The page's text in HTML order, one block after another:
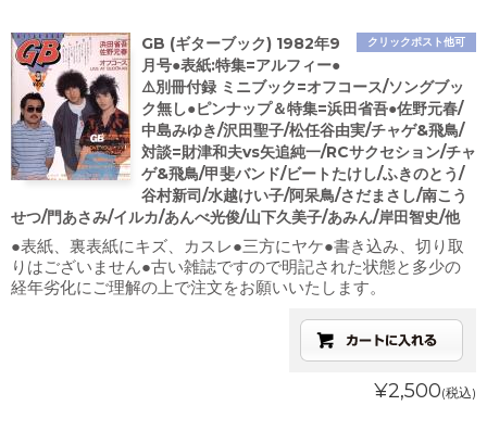
クリックポスト他可
GB (ギターブック) 1982年9
月号●表紙:特集=アルフィー●
⚠️別冊付録 ミニブック=オフコース/ソングブッ
ク無し●ピンナップ＆特集=浜田省吾●佐野元春/
中島みゆき/沢田聖子/松任谷由実/チャゲ&飛鳥/
対談=財津和夫vs矢追純一/RCサクセション/チャ
ゲ&飛鳥/甲斐バンド/ビートたけし/ふきのとう/
谷村新司/水越けい子/阿呆鳥/さだまさし/南こう
せつ/門あさみ/イルカ/あんべ光俊/山下久美子/あみん/岸田智史/他
●表紙、裏表紙にキズ、カスレ●三方にヤケ●書き込み、切り取
りはございません●古い雑誌ですので明記された状態と多少の
経年劣化にご理解の上で注文をお願いいたします。
¥2,500(税込)